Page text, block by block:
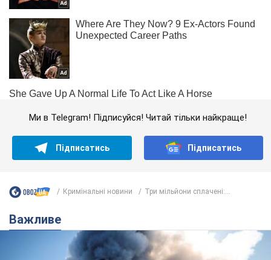
Ми в Telegram! Підписуйся! Читай тільки найкраще!
Підписатись Підписатись
Кримінальні новини Три мільйони сплачені:...
Важливе